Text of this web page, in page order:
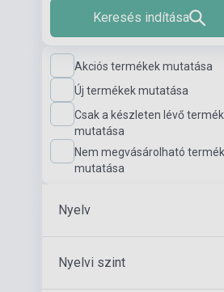
Keresés indítása
Akciós termékek mutatása
Új termékek mutatása
Csak a készleten lévő
mutatása
Nem megvásárolható
mutatása
Nyelv
Nyelvi szint